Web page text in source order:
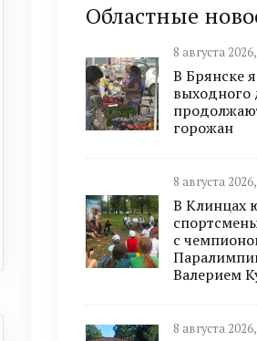
Областные
8 августа
В Брянске
выходного
горожан
8 августа
В Клинцах
с
Валерием
8 августа